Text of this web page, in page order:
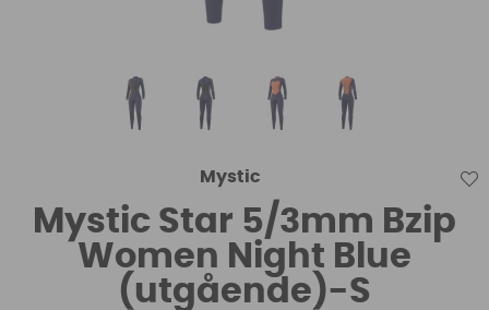
Mystic
Mystic Star 5/3mm Bzip
Women Night Blue
(utgående)-S